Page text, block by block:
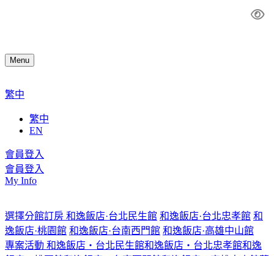
Menu
繁中
繁中
EN
會員登入
會員登入
My Info
選擇分館訂房 和逸飯店·台北民生館 和逸飯店·台北忠孝館 和
逸飯店·桃園館 和逸飯店·台南西門館 和逸飯店·高雄中山館
專案活動 和逸飯店‧台北民生館和逸飯店‧台北忠孝館和逸